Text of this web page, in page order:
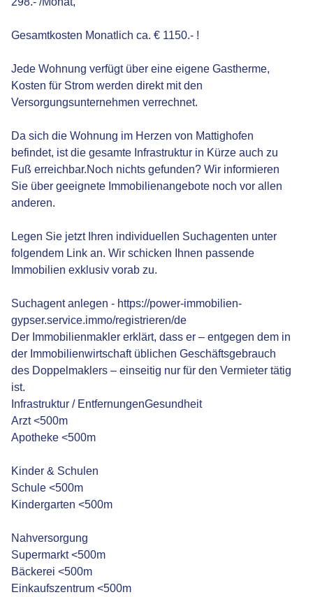
Gesamtkosten Monatlich ca. € 1150.- !
Jede Wohnung verfügt über eine eigene Gastherme,
Kosten für Strom werden direkt mit den
Versorgungsunternehmen verrechnet.
Da sich die Wohnung im Herzen von Mattighofen
befindet, ist die gesamte Infrastruktur in Kürze auch zu
Fuß erreichbar.Noch nichts gefunden? Wir informieren
Sie über geeignete Immobilienangebote noch vor allen
anderen.
Legen Sie jetzt Ihren individuellen Suchagenten unter
folgendem Link an. Wir schicken Ihnen passende
Immobilien exklusiv vorab zu.
Suchagent anlegen - https://power-immobilien-
gypser.service.immo/registrieren/de
Der Immobilienmakler erklärt, dass er – entgegen dem in
der Immobilienwirtschaft üblichen Geschäftsgebrauch
des Doppelmaklers – einseitig nur für den Vermieter tätig
ist.
Infrastruktur / EntfernungenGesundheit
Arzt <500m
Apotheke <500m
Kinder & Schulen
Schule <500m
Kindergarten <500m
Nahversorgung
Supermarkt <500m
Bäckerei <500m
Einkaufszentrum <500m